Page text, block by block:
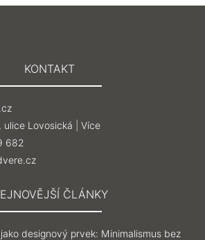
KONTAKT
ulice Lovosická | Více
682
ČLÁNKY
designový prvek: Minimalismus bez